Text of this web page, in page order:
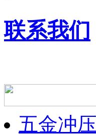
联系我们
五金冲